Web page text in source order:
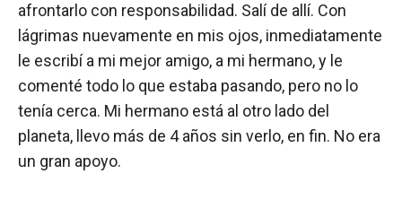
afrontarlo con responsabilidad. Salí de allí. Con
lágrimas nuevamente en mis ojos, inmediatamente
le escribí a mi mejor amigo, a mi hermano, y le
comenté todo lo que estaba pasando, pero no lo
tenía cerca. Mi hermano está al otro lado del
planeta, llevo más de 4 años sin verlo, en fin. No era
un gran apoyo.